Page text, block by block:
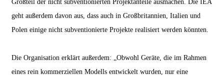
Großteil der nicht subventionierten Projektanteile ausmachen. Die IEA
geht außerdem davon aus, dass auch in Großbritannien, Italien und
Polen einige nicht subventionierte Projekte realisiert werden könnten.
Die Organisation erklärt außerdem: „Obwohl Geräte, die im Rahmen
eines rein kommerziellen Modells entwickelt wurden, nur eine